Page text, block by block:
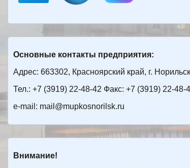
Основные контакты предприятия:
Адрес: 663302, Красноярский край, г.
Тел.: +7 (3919) 22-48-42 Факс: +7 (3919) 22-48-
e-mail: mail@mupkosnorilsk.ru
Внимание!